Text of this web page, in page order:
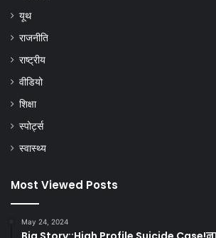
यूथ
राजनीति
राष्ट्रीय
वीडियो
शिक्षा
स्पोर्ट्स
स्वास्थ्य
Most Viewed Posts
May 24, 2024